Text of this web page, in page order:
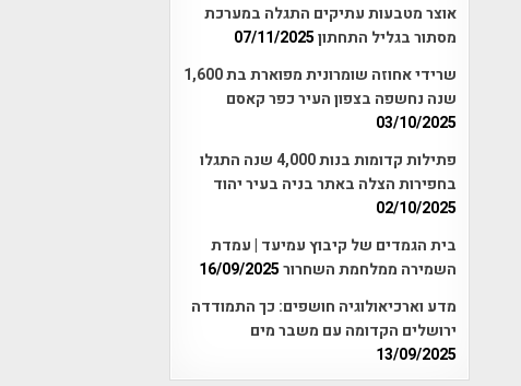
אוצר מטבעות עתיקים התגלה במערכת
מסתור בגליל התחתון07/11/2025
שרידי אחוזה שומרונית מפוארת בת 1,600
שנה נחשפה בצפון העיר כפר קאסם
03/10/2025
פתילות קדומות בנות 4,000 שנה התגלו
בחפירות הצלה באתר בניה בעיר יהוד
02/10/2025
בית הגמדים של קיבוץ עמיעד | עמדת
השמירה ממלחמת השחרור16/09/2025
מדע וארכיאולוגיה חושפים: כך התמודדה
ירושלים הקדומה עם משבר מים
13/09/2025